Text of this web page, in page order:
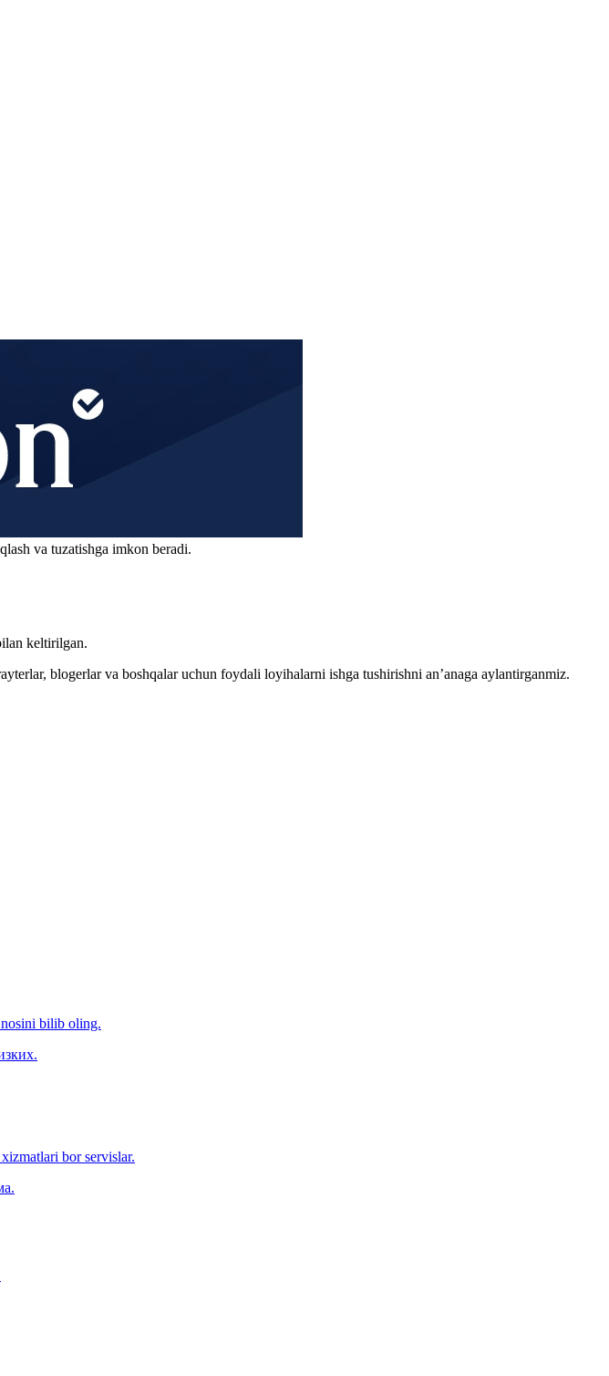
va tuzatishga imkon beradi.
keltirilgan.
blogerlar va boshqalar uchun foydali loyihalarni ishga tushirishni an’anaga aylantirganmiz.
bilib oling.
bor servislar.